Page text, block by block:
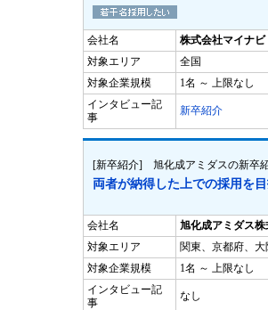
会社名
株式会社マイナビ
対象エリア
全国
対象企業規模
1名 ～ 上限なし
インタビュー記
事
新卒紹介
[新卒紹介] 旭化成アミダスの新卒
両者が納得した上での採用を
会社名
旭化成アミダス株
対象エリア
関東、京都府、
対象企業規模
1名 ～ 上限なし
インタビュー記
事
なし